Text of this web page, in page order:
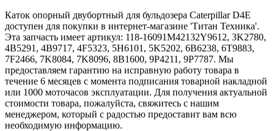
Каток опорный двубортный для бульдозера Caterpillar D4E
доступен для покупки в интернет-магазине 'Титан Техника'.
Эта запчасть имеет артикул: 118-16091M42132Y9612, 3K2780,
4B5291, 4B9717, 4F5323, 5H6101, 5K5202, 6B6238, 6T9883,
7F2466, 7K8084, 7K8096, 8B1600, 9P4211, 9P7787. Мы
предоставляем гарантию на исправную работу товара в
течение 6 месяцев с момента подписания товарной накладной
или 1000 моточасов эксплуатации. Для получения актуальной
стоимости товара, пожалуйста, свяжитесь с нашим
менеджером, который с радостью предоставит вам всю
необходимую информацию.